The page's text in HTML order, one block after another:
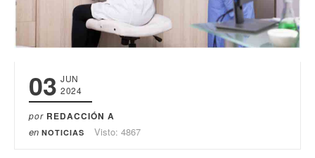
03 JUN
2024
por REDACCIÓN A
en NOTICIAS Visto: 4867